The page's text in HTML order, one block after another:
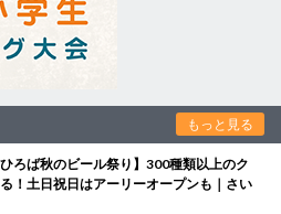
もっと見る
ひろば秋のビール祭り】300種類以上のク
！土日祝日はアーリーオープンも｜さい